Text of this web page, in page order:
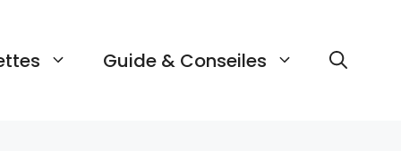
Guide & Conseiles